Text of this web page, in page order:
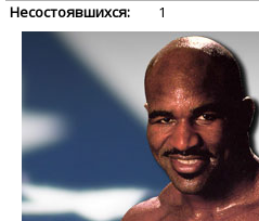
Несостоявшихся:
1